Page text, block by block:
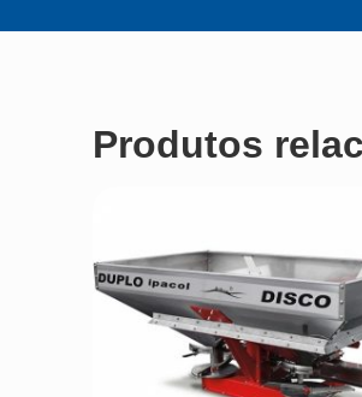
Produtos